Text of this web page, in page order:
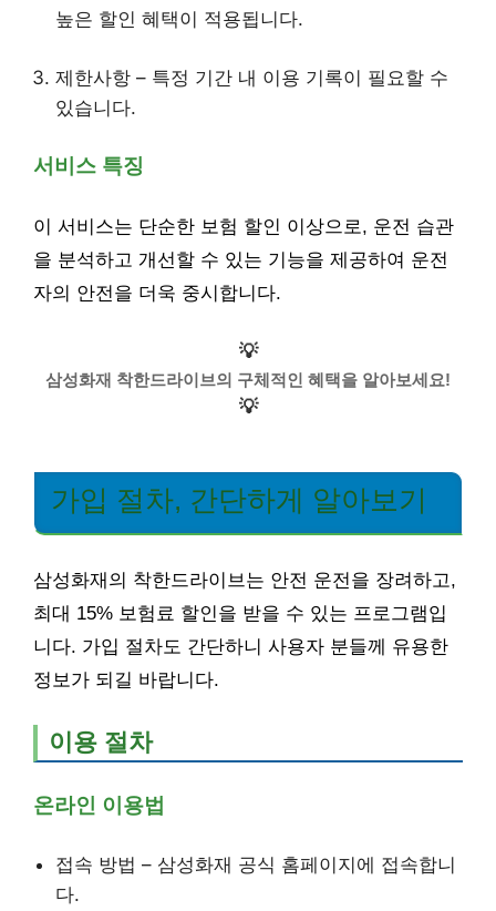
높은 할인 혜택이 적용됩니다.
제한사항 – 특정 기간 내 이용 기록이 필요할 수
있습니다.
서비스 특징
이 서비스는 단순한 보험 할인 이상으로, 운전 습관
을 분석하고 개선할 수 있는 기능을 제공하여 운전
자의 안전을 더욱 중시합니다.
💡
삼성화재 착한드라이브의 구체적인 혜택을 알아보세요!
💡
가입 절차, 간단하게 알아보기
삼성화재의 착한드라이브는 안전 운전을 장려하고,
최대 15% 보험료 할인을 받을 수 있는 프로그램입
니다. 가입 절차도 간단하니 사용자 분들께 유용한
정보가 되길 바랍니다.
이용 절차
온라인 이용법
접속 방법 – 삼성화재 공식 홈페이지에 접속합니
다.